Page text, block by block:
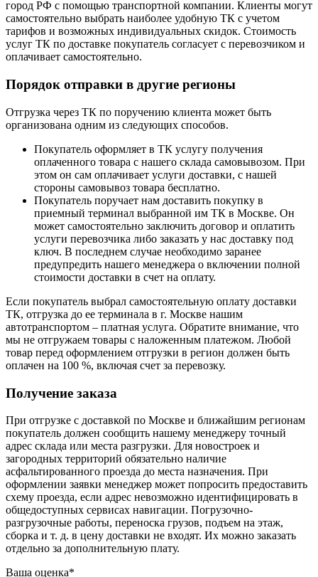
город РФ с помощью транспортной компании. Клиенты могут
самостоятельно выбрать наиболее удобную ТК с учетом
тарифов и возможных индивидуальных скидок. Стоимость
услуг ТК по доставке покупатель согласует с перевозчиком и
оплачивает самостоятельно.
Порядок отправки в другие регионы
Отгрузка через ТК по поручению клиента может быть
организована одним из следующих способов.
Покупатель оформляет в ТК услугу получения
оплаченного товара с нашего склада самовывозом. При
этом он сам оплачивает услуги доставки, с нашей
стороны самовывоз товара бесплатно.
Покупатель поручает нам доставить покупку в
приемный терминал выбранной им ТК в Москве. Он
может самостоятельно заключить договор и оплатить
услуги перевозчика либо заказать у нас доставку под
ключ. В последнем случае необходимо заранее
предупредить нашего менеджера о включении полной
стоимости доставки в счет на оплату.
Если покупатель выбрал самостоятельную оплату доставки
ТК, отгрузка до ее терминала в г. Москве нашим
автотранспортом – платная услуга. Обратите внимание, что
мы не отгружаем товары с наложенным платежом. Любой
товар перед оформлением отгрузки в регион должен быть
оплачен на 100 %, включая счет за перевозку.
Получение заказа
При отгрузке с доставкой по Москве и ближайшим регионам
покупатель должен сообщить нашему менеджеру точный
адрес склада или места разгрузки. Для новостроек и
загородных территорий обязательно наличие
асфальтированного проезда до места назначения. При
оформлении заявки менеджер может попросить предоставить
схему проезда, если адрес невозможно идентифицировать в
общедоступных сервисах навигации. Погрузочно-
разгрузочные работы, переноска грузов, подъем на этаж,
сборка и т. д. в цену доставки не входят. Их можно заказать
отдельно за дополнительную плату.
Ваша оценка*